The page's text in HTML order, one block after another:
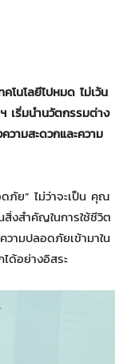
โนโลยีไปหมด ไม่เว้น
เริ่มนำนวัตกรรมต่าง
ามสะดวกและความ
ภัย” ไม่ว่าจะเป็น คุณ
งสำคัญในการใช้ชีวิต
ามปลอดภัยเข้ามาใน
ด้อย่างอิสระ